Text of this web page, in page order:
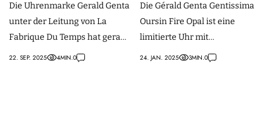
Die Uhrenmarke Gerald Genta
unter der Leitung von La
Fabrique Du Temps hat gerade
eine neue Minutenrepetition
22. SEP. 2025 4MIN.0
Die Gérald Genta Gentissima
Oursin Fire Opal ist eine
limitierte Uhr mit
gelbgoldenem Gehäuse,
24. JAN. 2025 3MIN.0